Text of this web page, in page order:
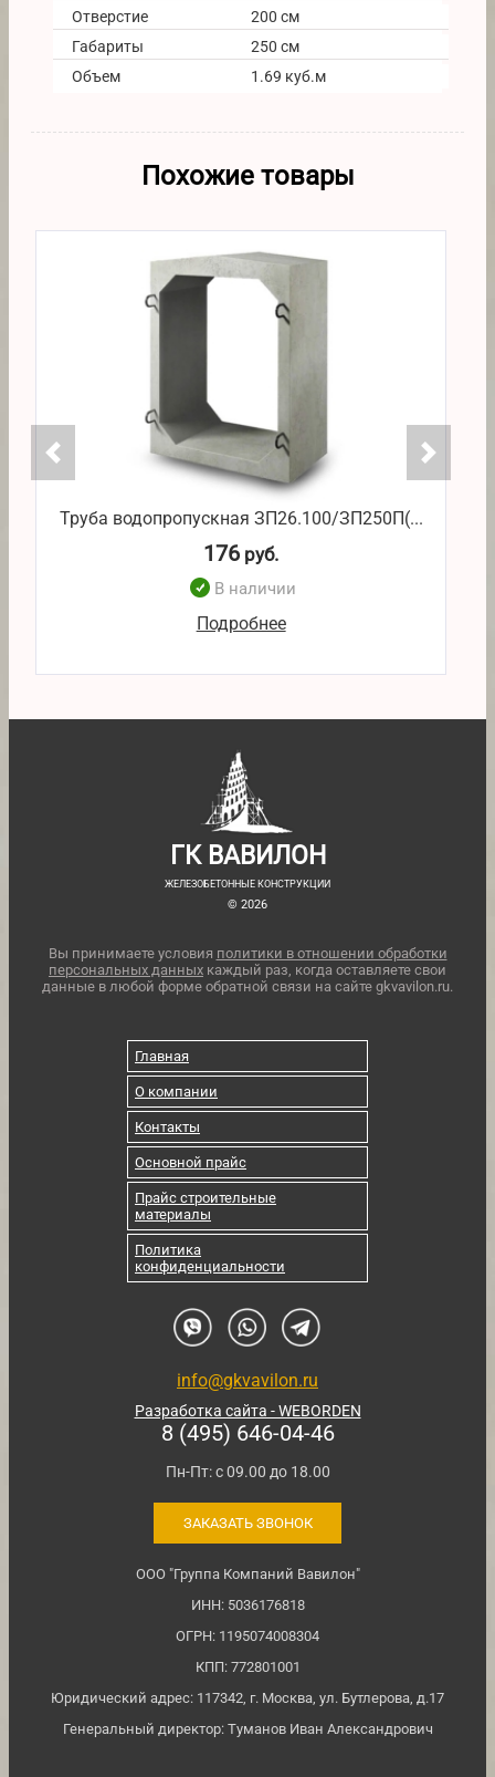
Отверстие
200 см
Габариты
250 см
Объем
1.69 куб.м
Похожие товары
Труба водопропускная ЗП26.100/ЗП250П(...
176 руб.
В наличии
Подробнее
ГК ВАВИЛОН
ЖЕЛЕЗОБЕТОННЫЕ КОНСТРУКЦИИ
© 2026
Вы принимаете условия политики в отношении обработки
персональных данных каждый раз, когда оставляете свои
данные в любой форме обратной связи на сайте gkvavilon.ru.
Главная
О компании
Контакты
Основной прайс
Прайс строительные
материалы
Политика
конфиденциальности
info@gkvavilon.ru
Разработка сайта - WEBORDEN
8 (495) 646-04-46
Пн-Пт: с 09.00 до 18.00
ЗАКАЗАТЬ ЗВОНОК
ООО "Группа Компаний Вавилон"
ИНН: 5036176818
ОГРН: 1195074008304
КПП: 772801001
Юридический адрес: 117342, г. Москва, ул. Бутлерова, д.17
Генеральный директор: Туманов Иван Александрович